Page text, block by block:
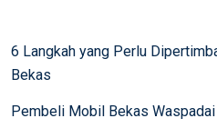
6 Langkah yang Perlu
Bekas
Pembeli Mobil Bekas